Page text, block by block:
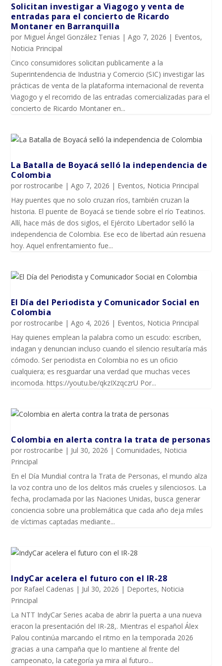
Solicitan investigar a Viagogo y venta de
entradas para el concierto de Ricardo
Montaner en Barranquilla
por Miguel Ángel González Tenias |Ago 7, 2026 | Eventos,
Noticia Principal
Cinco consumidores solicitan publicamente a la
Superintendencia de Industria y Comercio (SIC) investigar las
prácticas de venta de la plataforma internacional de reventa
Viagogo y el recorrido de las entradas comercializadas para el
concierto de Ricardo Montaner en...
La Batalla de Boyacá selló la independencia de
Colombia
porrostrocaribe |Ago 7, 2026 | Eventos, Noticia Principal
Hay puentes que no solo cruzan ríos, también cruzan la
historia. El puente de Boyacá se tiende sobre el río Teatinos.
Allí, hace más de dos siglos, el Ejército Libertador selló la
independencia de Colombia. Ese eco de libertad aún resuena
hoy. Aquel enfrentamiento fue...
El Día del Periodista y Comunicador SociaI en
Colombia
porrostrocaribe |Ago 4, 2026 | Eventos, Noticia Principal
Hay quienes emplean la palabra como un escudo: escriben,
indagan y denuncian incluso cuando el silencio resultaría más
cómodo. Ser periodista en Colombia no es un oficio
cualquiera; es resguardar una verdad que muchas veces
incomoda. https://youtu.be/qkzIXzqczrU Por...
Colombia en alerta contra la trata de personas
porrostrocaribe | Jul 30, 2026 | Comunidades, Noticia
Principal
En el Día Mundial contra la Trata de Personas, el mundo alza
la voz contra uno de los delitos más crueles y silenciosos. La
fecha, proclamada por las Naciones Unidas, busca generar
conciencia sobre una problemática que cada año deja miles
de víctimas captadas mediante...
IndyCar acelera el futuro con el IR-28
por Rafael Cadenas | Jul 30, 2026 | Deportes, Noticia
Principal
La NTT IndyCar Series acaba de abrir la puerta a una nueva
eracon la presentación del IR-28,. Mientras el español Álex
Palou continúa marcando el ritmo en la temporada 2026
gracias a una campaña que lo mantiene al frente del
campeonato, la categoría ya mira al futuro...